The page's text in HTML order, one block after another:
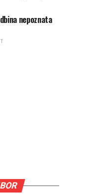
nepoznata